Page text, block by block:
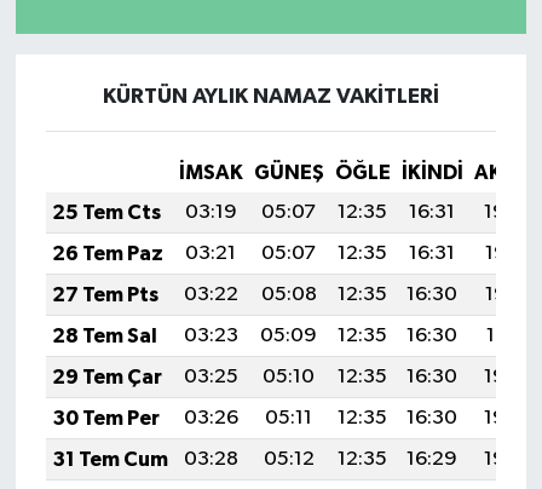
KÜRTÜN AYLIK NAMAZ VAKITLERI
İMSAK GÜNEŞ ÖĞLE İKINDI
25 Tem Cts
03:19 05:07 12:35 16:31
19:54
26 Tem Paz
03:21 05:07 12:35 16:31
19:53
27 Tem Pts
03:22 05:08 12:35 16:30
19:52
28 Tem Sal
03:23 05:09 12:35 16:30
19:51
29 Tem Çar
03:25 05:10 12:35 16:30
19:50
30 Tem Per
03:26 05:11 12:35 16:30
19:49
31 Tem Cum
03:28 05:12 12:35 16:29
19:48